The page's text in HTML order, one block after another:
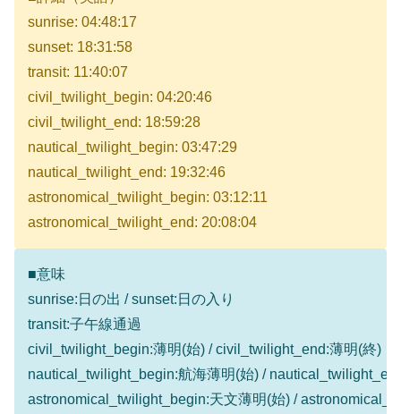
sunrise: 04:48:17
sunset: 18:31:58
transit: 11:40:07
civil_twilight_begin: 04:20:46
civil_twilight_end: 18:59:28
nautical_twilight_begin: 03:47:29
nautical_twilight_end: 19:32:46
astronomical_twilight_begin: 03:12:11
astronomical_twilight_end: 20:08:04
■意味
sunrise:日の出 / sunset:日の入り
transit:子午線通過
civil_twilight_begin:薄明(始) / civil_twilight_end:薄明(終)
nautical_twilight_begin:航海薄明(始) /
astronomical_twilight_begin:天文薄明(始) /